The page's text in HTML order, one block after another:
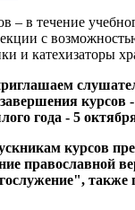
– в течение
с
и катехизаторы
курсов
года - 5
курсов
православной
также